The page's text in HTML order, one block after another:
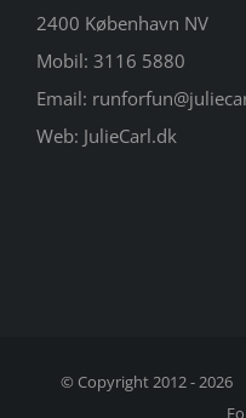
2400 København NV
Mobil: 3116 5880
Email:
Web: JulieCarl.dk
© Copyright 2012 -2026